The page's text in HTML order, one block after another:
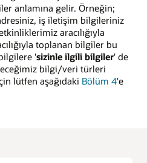
anlamına gelir. Örneğin;
iş iletişim bilgileriniz
aracılığıyla
toplanan bilgiler bu
'sizinle ilgili bilgiler' de
bilgi/veri türleri
lütfen aşağıdaki Bölüm 4'e